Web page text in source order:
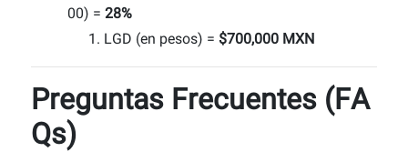
00) = 28%
LGD (en pesos) = $700,000 MXN
Preguntas Frecuentes (FA
Qs)